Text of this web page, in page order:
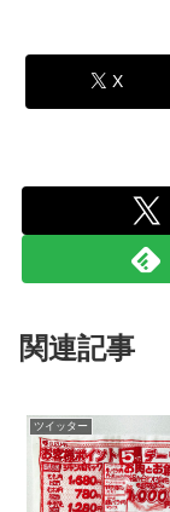
X
関連記事
ツイッター